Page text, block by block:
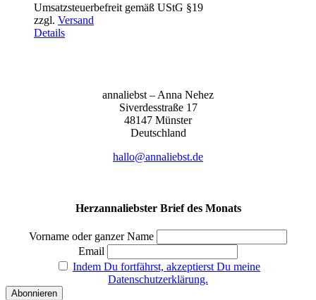
bis
Umsatzsteuerbefreit gemäß UStG §19
zzgl. Versand
Details
anna­liebst – Anna Nehez
Sive­r­des­stra­ße 17
48147 Müns­ter
Deutsch­land
hallo@annaliebst.de
Herzannaliebster Brief des Monats
Vorname oder ganzer Name
Email
Indem Du fortfährst, akzeptierst Du meine
Datenschutzerklärung.